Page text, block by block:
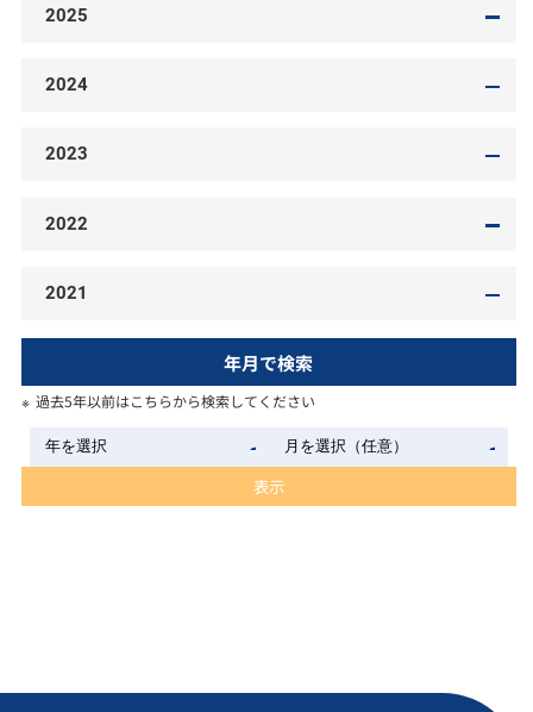
2025
2024
2023
2022
2021
年月で検索
過去5年以前はこちらから検索してください
表示